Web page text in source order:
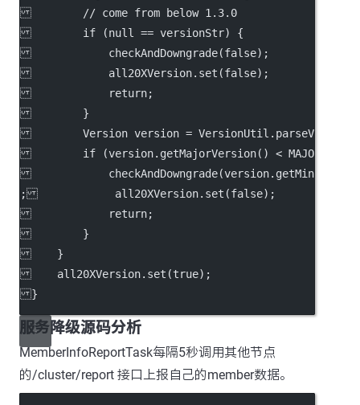
// come from below 1.3.0
if (null == versionStr) {
checkAndDowngrade(false);
all20XVersion.set(false);
return;
}
Version version =
if (version.getMajorVersion() <
checkAndDowngrade(version.getMinorVersion()
;            all20XVersion.set(false);
return;
}
}
all20XVersion.set(true);
}
服务降级源码分析
MemberInfoReportTask每隔5秒调用其他节点
的/cluster/report 接口上报自己的member数据。